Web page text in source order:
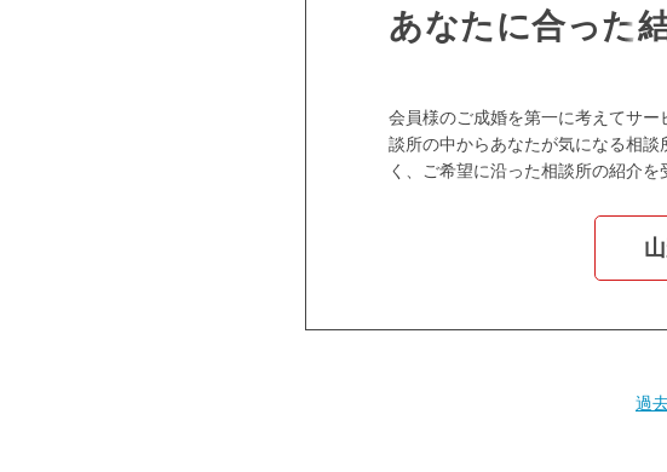
約
おすすめの
あなたに合った
会員様のご成婚を第一に考えてサー
談所の中からあなたが気になる相
く、ご希望に沿った相談所の紹介を
過